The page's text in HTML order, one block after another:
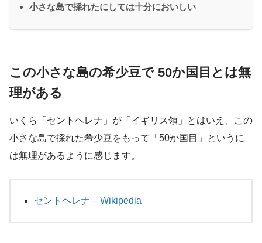
小さな島で採れたにしては十分においしい
この小さな島の希少豆で 50か国目とは無
理がある
いくら「セントヘレナ」が「イギリス領」とはいえ、この
小さな島で採れた希少豆をもって「50か国目」というに
は無理があるように感じます。
セントヘレナ – Wikipedia